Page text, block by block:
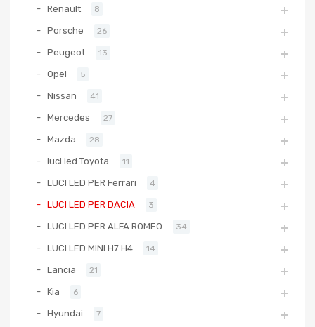
Renault 8
Porsche 26
Peugeot 13
Opel 5
Nissan 41
Mercedes 27
Mazda 28
luci led Toyota 11
LUCI LED PER Ferrari 4
LUCI LED PER DACIA 3
LUCI LED PER ALFA ROMEO 34
LUCI LED MINI H7 H4 14
Lancia 21
Kia 6
Hyundai 7